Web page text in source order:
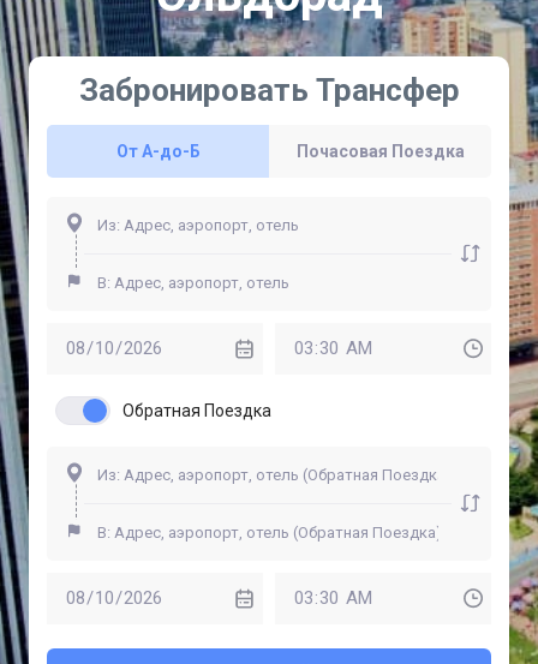
Забронировать Трансфер
От A-до-Б Почасовая Поездка
Обратная Поездка